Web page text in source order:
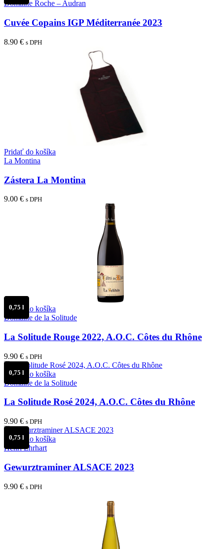
Domaine Roche – Audran
Cuvée Copains IGP Méditerranée 2023
8.90 € s DPH
Pridať do košíka
La Montina
Zástera La Montina
9.00 € s DPH
Pridať do košíka
Domaine de la Solitude
La Solitude Rouge 2022, A.O.C. Côtes du Rhône
9.90 € s DPH
0,75 l
Pridať do košíka
Domaine de la Solitude
La Solitude Rosé 2024, A.O.C. Côtes du Rhône
9.90 € s DPH
0,75 l
Pridať do košíka
Henri Ehrhart
Gewurztraminer ALSACE 2023
9.90 € s DPH
0,75 l